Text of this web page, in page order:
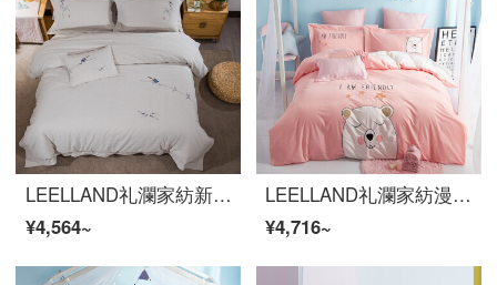
LEELLAND礼瀾家紡新中国式の色織洗濯綿刺繍全綿寝具四点セットの純綿民宿風ベッド用品セットの陰影雅四点セット1.5-1.8メートルベッド/200*230 cm布団カバー
¥4,564~
LEELLAND礼瀾家紡漫画全綿色紡水洗い刺繍ベッドの上の四点セットの新鮮な自然風ベッドセットの純綿シーツ4点セットの無邪気さは掬できます。1.8-2.0メートルベッド/220*240 cm
¥4,716~